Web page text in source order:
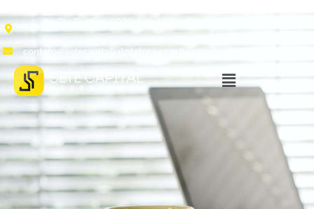
Av. Rio Branco, 2001, Sala 1905 - Centro, Juiz de Fora -
contato@setecapitaljuizdefora.com.br